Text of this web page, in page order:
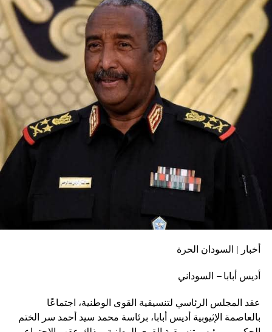
أخبار | السودان الحرة
أديس أبابا – السوداني
عقد المجلس الرئاسي لتنسيقية القوى الوطنية، اجتماعًا
بالعاصمة الإثيوبية أديس أبابا، برئاسة محمد سيد أحمد سر الختم